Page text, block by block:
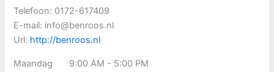
Telefoon: 0172-617409
E-mail: info@benroos.nl
Url: http://benroos.nl
Maandag
9:00 AM - 5:00 PM